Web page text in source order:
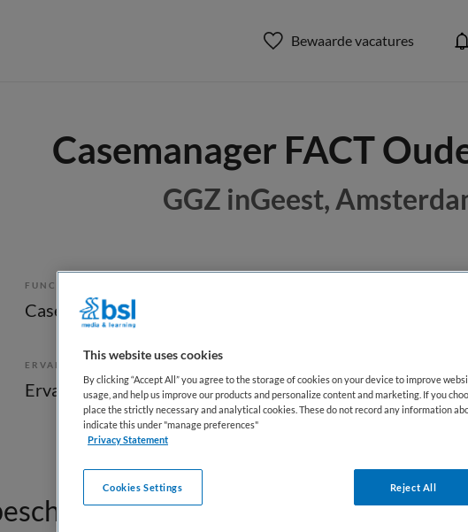
Bewaarde vacatures
Casemanager FACT
GGZ inGeest,
FUNCTIE
Casemanager
ERVARING
Ervaren Fulltime
This website uses cookies
By clicking “Accept All” you agree to the storage of cookies on your device to improve
usage, and help us improve our products and personalize content and marketing. If you
place the strictly necessary and analytical cookies. These do not record any information
indicate this under "manage preferences"
Privacy Statement
Reject All
Cookies Settings